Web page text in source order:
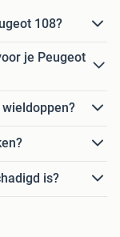
108?
je Peugeot
is?